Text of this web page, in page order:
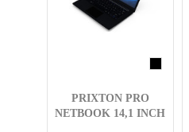
PRIXTON PRO
NETBOOK 14,1 INCH